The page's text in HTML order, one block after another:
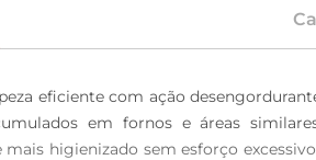
eficiente com ação
em fornos e áreas
higienizado sem esforço